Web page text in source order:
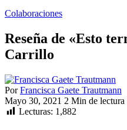
Colaboraciones
Reseña de «Esto
Carrillo
Por Francisca Gaete Trautmann
Mayo 30, 2021 2 Min de lectura
Lecturas: 1,882